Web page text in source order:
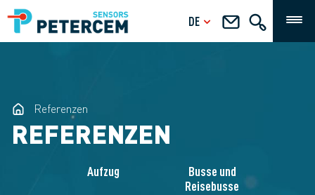
DE
Referenzen
REFERENZEN
Aufzug
Busse und
Reisebusse